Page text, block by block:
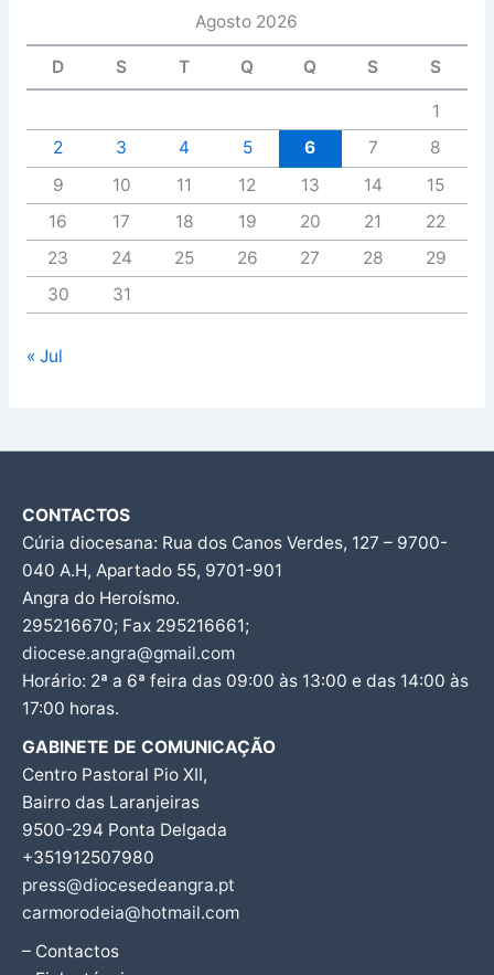
Agosto 2026
D S T Q Q S S
1
2
3 4 5 6 7
8
9
10 11 12 13 14
15
16
17 18 19 20 21
22
23
24 25 26 27 28
29
30
31
« Jul
CONTACTOS
Cúria diocesana: Rua dos Canos Verdes, 127 – 9700-
040 A.H, Apartado 55, 9701-901
Angra do Heroísmo.
295216670; Fax 295216661;
diocese.angra@gmail.com
Horário: 2ª a 6ª feira das 09:00 às 13:00 e das 14:00 às
17:00 horas.
GABINETE DE COMUNICAÇÃO
Centro Pastoral Pio XII,
Bairro das Laranjeiras
9500-294 Ponta Delgada
+351912507980
press@diocesedeangra.pt
carmorodeia@hotmail.com
– Contactos